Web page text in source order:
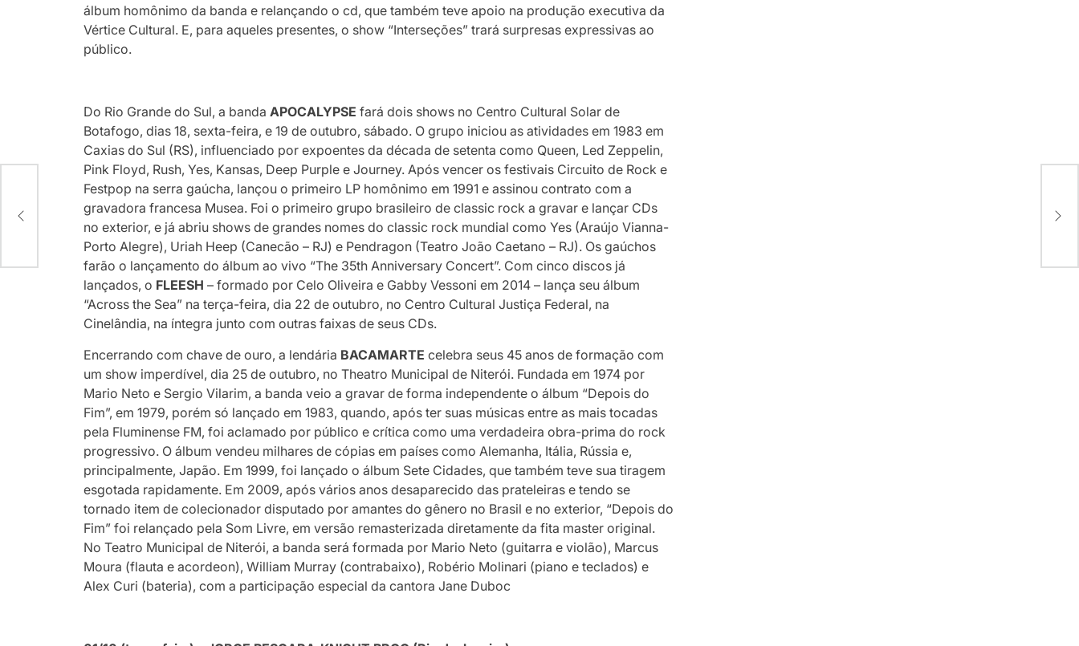
álbum homônimo da banda e relançando o cd, que também teve apoio na produção executiva da
Vértice Cultural. E, para aqueles presentes, o show “Interseções” trará surpresas expressivas ao
público.
Do Rio Grande do Sul, a banda APOCALYPSEfará dois shows no Centro Cultural Solar de
Botafogo, dias 18, sexta-feira, e 19 de outubro, sábado. O grupo iniciou as atividades em 1983 em
Caxias do Sul (RS), influenciado por expoentes da década de setenta como Queen, Led Zeppelin,
Pink Floyd, Rush, Yes, Kansas, Deep Purple e Journey. Após vencer os festivais Circuito de Rock e
Festpop na serra gaúcha, lançou o primeiro LP homônimo em 1991 e assinou contrato com a
gravadora francesa Musea. Foi o primeiro grupo brasileiro de classic rock a gravar e lançar CDs
no exterior, e já abriu shows de grandes nomes do classic rock mundial como Yes (Araújo Vianna-
Porto Alegre), Uriah Heep (Canecão – RJ) e Pendragon (Teatro João Caetano – RJ). Os gaúchos
farão o lançamento do álbum ao vivo “The 35th Anniversary Concert”. Com cinco discos já
lançados, o FLEESH – formado por Celo Oliveira e Gabby Vessoni em 2014 – lança seu álbum
“Across the Sea” na terça-feira, dia 22 de outubro, no Centro Cultural Justiça Federal, na
Cinelândia, na íntegra junto com outras faixas de seus CDs.
Encerrando com chave de ouro, a lendária BACAMARTE celebra seus 45 anos de formação com
um show imperdível, dia 25 de outubro, no Theatro Municipal de Niterói. Fundada em 1974 por
Mario Neto e Sergio Vilarim, a banda veio a gravar de forma independente o álbum “Depois do
Fim”, em 1979, porém só lançado em 1983, quando, após ter suas músicas entre as mais tocadas
pela Fluminense FM, foi aclamado por público e crítica como uma verdadeira obra-prima do rock
progressivo. O álbum vendeu milhares de cópias em países como Alemanha, Itália, Rússia e,
principalmente, Japão. Em 1999, foi lançado o álbum Sete Cidades, que também teve sua tiragem
esgotada rapidamente. Em 2009, após vários anos desaparecido das prateleiras e tendo se
tornado item de colecionador disputado por amantes do gênero no Brasil e no exterior, “Depois do
Fim” foi relançado pela Som Livre, em versão remasterizada diretamente da fita master original.
No Teatro Municipal de Niterói, a banda será formada por Mario Neto (guitarra e violão), Marcus
Moura (flauta e acordeon), William Murray (contrabaixo), Robério Molinari (piano e teclados) e
Alex Curi (bateria), com a participação especial da cantora Jane Duboc